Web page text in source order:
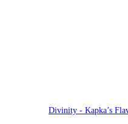
Divinity - Kapka’s